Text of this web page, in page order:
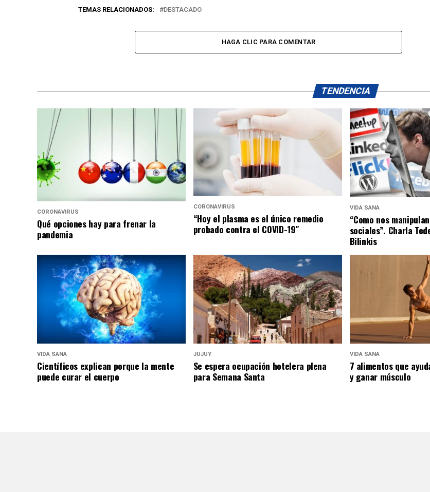
TEMAS RELACIONADOS: DESTACADO
HAGA CLIC PARA COMENTAR
TENDENCIA
CORONAVIRUS
Qué opciones hay para frenar la
pandemia
CORONAVIRUS
“Hoy el plasma es el único remedio
probado contra el COVID-19″
VIDA SANA
“Como nos
sociales”. Charla
Bilinkis
VIDA SANA
Científicos explican porque la mente
puede curar el cuerpo
JUJUY
Se espera ocupación hotelera plena
para Semana Santa
VIDA SANA
7 alimentos que
y ganar músculo